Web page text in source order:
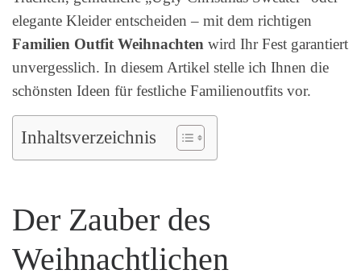
elegante Kleider entscheiden – mit dem richtigen
Familien Outfit Weihnachten wird Ihr Fest garantiert
unvergesslich. In diesem Artikel stelle ich Ihnen die
schönsten Ideen für festliche Familienoutfits vor.
Inhaltsverzeichnis
Der Zauber des
Weihnachtlichen